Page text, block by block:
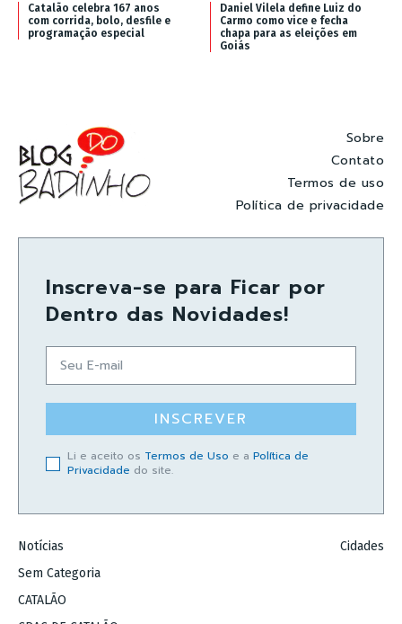
Catalão celebra 167 anos
com corrida, bolo, desfile e
programação especial
Daniel Vilela define Luiz do
Carmo como vice e fecha
chapa para as eleições em
Goiás
Sobre
Contato
Termos de uso
Política de privacidade
Inscreva-se para Ficar por
Dentro das Novidades!
INSCREVER
Li e aceito os Termos de Uso e a Política de
Privacidade do site.
Notícias
Sem Categoria
CATALÃO
Cidades